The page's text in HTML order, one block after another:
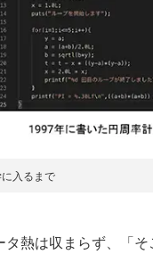
入るまで
熱は収まらず、「そ